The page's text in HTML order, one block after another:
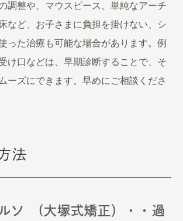
調整や、マウスピース、単純なアーチ
など、お子さまに負担を掛けない、シ
った治療も可能な場合があります。 例
け口などは、早期診断することで、そ
ーズにできます。早めにご相談くださ
法
ソ (大塚式矯正）・・過